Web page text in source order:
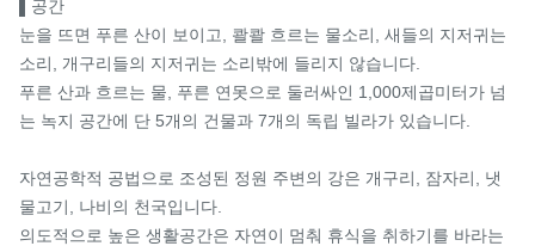
▌공간
눈을 뜨면 푸른 산이 보이고, 콸콸 흐르는 물소리, 새들의 지저귀는
소리, 개구리들의 지저귀는 소리밖에 들리지 않습니다.
푸른 산과 흐르는 물, 푸른 연못으로 둘러싸인 1,000제곱미터가 넘
는 녹지 공간에 단 5개의 건물과 7개의 독립 빌라가 있습니다.
자연공학적 공법으로 조성된 정원 주변의 강은 개구리, 잠자리, 냇
물고기, 나비의 천국입니다.
의도적으로 높은 생활공간은 자연이 멈춰 휴식을 취하기를 바라는